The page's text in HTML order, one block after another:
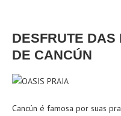
DESFRUTE
DE CANCÚN
Cancún é famosa por suas